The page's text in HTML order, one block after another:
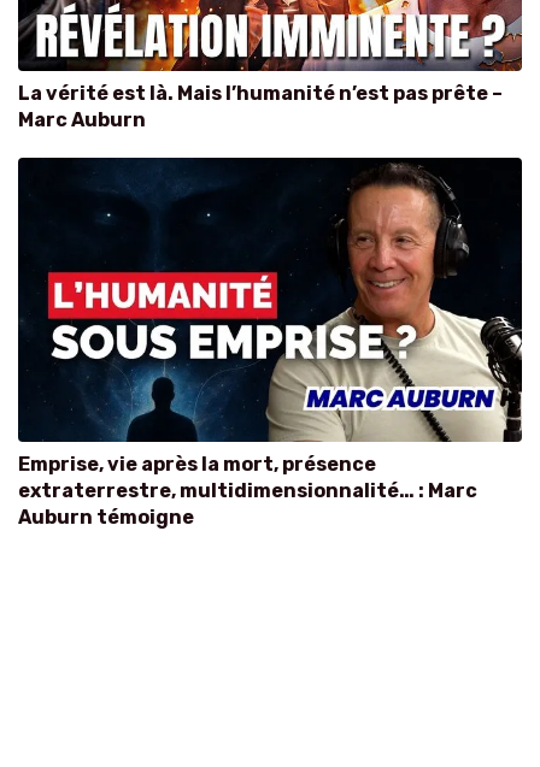
La vérité est là. Mais l’humanité n’est pas prête –
Marc Auburn
Emprise, vie après la mort, présence
extraterrestre, multidimensionnalité… : Marc
Auburn témoigne